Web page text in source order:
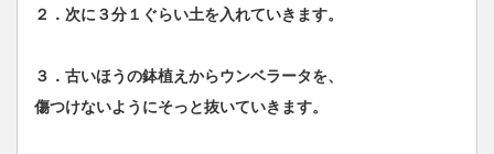
２．次に３分１ぐらい土を入れていきます。
３．古いほうの鉢植えからウンベラータを、
傷つけないようにそっと抜いていきます。